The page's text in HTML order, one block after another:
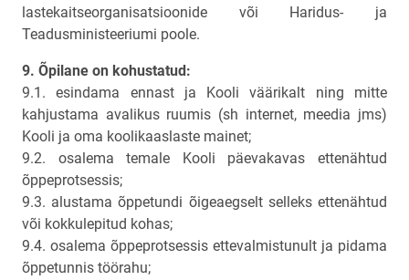
lastekaitseorganisatsioonide või Haridus- ja
Teadusministeeriumi poole.
9. Õpilane on kohustatud:
9.1. esindama ennast ja Kooli väärikalt ning mitte
kahjustama avalikus ruumis (sh internet, meedia jms)
Kooli ja oma koolikaaslaste mainet;
9.2. osalema temale Kooli päevakavas ettenähtud
õppeprotsessis;
9.3. alustama õppetundi õigeaegselt selleks ettenähtud
või kokkulepitud kohas;
9.4. osalema õppeprotsessis ettevalmistunult ja pidama
õppetunnis töörahu;